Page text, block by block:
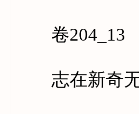
卷204_13
志在新奇无